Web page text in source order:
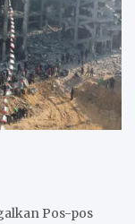
Pos-pos